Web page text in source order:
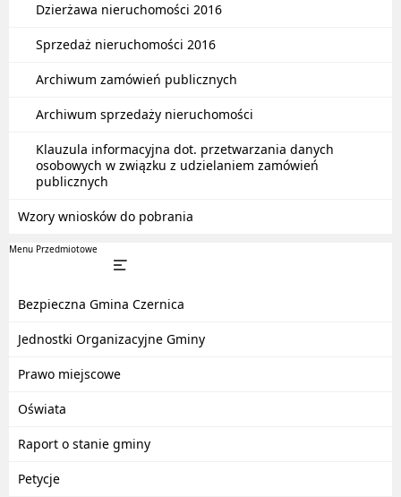
Dzierżawa nieruchomości 2016
Sprzedaż nieruchomości 2016
Archiwum zamówień publicznych
Archiwum sprzedaży nieruchomości
Klauzula informacyjna dot. przetwarzania danych
osobowych w związku z udzielaniem zamówień
publicznych
Wzory wniosków do pobrania
Menu Przedmiotowe
Bezpieczna Gmina Czernica
Jednostki Organizacyjne Gminy
Prawo miejscowe
Oświata
Raport o stanie gminy
Petycje